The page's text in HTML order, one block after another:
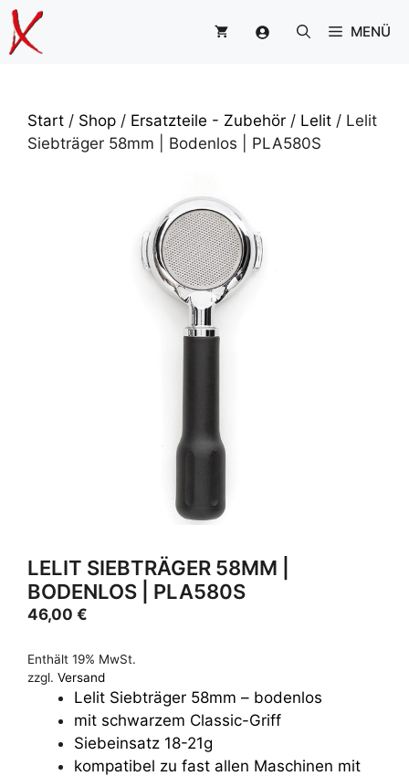
Zum
Inhalt
springen
MENÜ
Start / Shop / Ersatzteile - Zubehör / Lelit / Lelit
Siebträger 58mm | Bodenlos | PLA580S
LELIT SIEBTRÄGER 58MM |
BODENLOS | PLA580S
46,00 €
Enthält 19% MwSt.
zzgl. Versand
Lelit Siebträger 58mm – bodenlos
mit schwarzem Classic-Griff
Siebeinsatz 18-21g
kompatibel zu fast allen Maschinen mit